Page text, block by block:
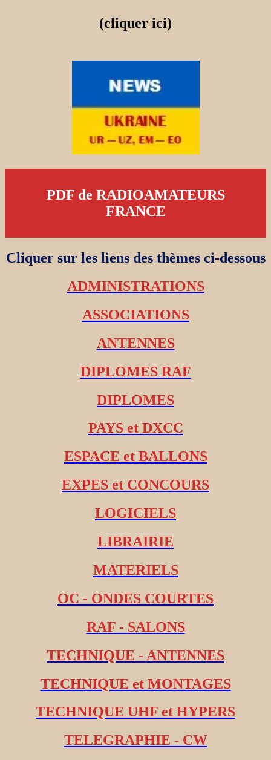
(cliquer ici)
PDF de RADIOAMATEURS
FRANCE
Cliquer sur les liens des thèmes ci-dessous
ADMINISTRATIONS
ASSOCIATIONS
ANTENNES
DIPLOMES RAF
DIPLOMES
PAYS et DXCC
ESPACE et BALLONS
EXPES et CONCOURS
LOGICIELS
LIBRAIRIE
MATERIELS
OC - ONDES COURTES
RAF - SALONS
TECHNIQUE - ANTENNES
TECHNIQUE et MONTAGES
TECHNIQUE UHF et HYPERS
TELEGRAPHIE - CW